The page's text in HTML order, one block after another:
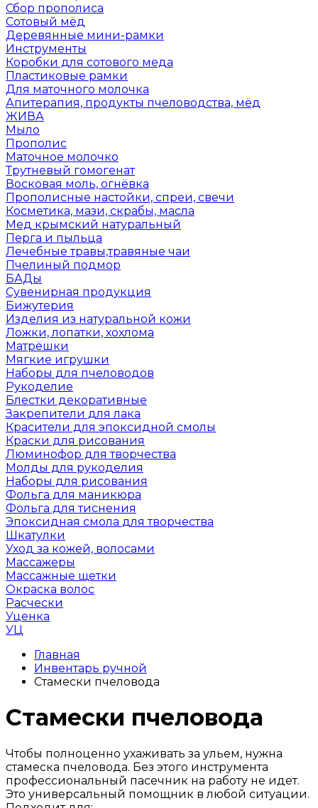
Сбор прополиса
Сотовый мёд
Деревянные мини-рамки
Инструменты
Коробки для сотового меда
Пластиковые рамки
Для маточного молочка
Апитерапия, продукты пчеловодства, мёд
ЖИВА
Мыло
Прополис
Маточное молочко
Трутневый гомогенат
Восковая моль, огнёвка
Прополисные настойки, спреи, свечи
Косметика, мази, скрабы, масла
Мед крымский натуральный
Перга и пыльца
Лечебные травы,травяные чаи
Пчелиный подмор
БАДы
Сувенирная продукция
Бижутерия
Изделия из натуральной кожи
Ложки, лопатки, хохлома
Матрёшки
Мягкие игрушки
Наборы для пчеловодов
Рукоделие
Блестки декоративные
Закрепители для лака
Красители для эпоксидной смолы
Краски для рисования
Люминофор для творчества
Молды для рукоделия
Наборы для рисования
Фольга для маникюра
Фольга для тиснения
Эпоксидная смола для творчества
Шкатулки
Уход за кожей, волосами
Массажеры
Массажные щетки
Окраска волос
Расчески
Уценка
УЦ
Главная
Инвентарь ручной
Стамески пчеловода
Стамески пчеловода
Чтобы полноценно ухаживать за ульем, нужна
стамеска пчеловода. Без этого инструмента
профессиональный пасечник на работу не идет.
Это универсальный помощник в любой ситуации.